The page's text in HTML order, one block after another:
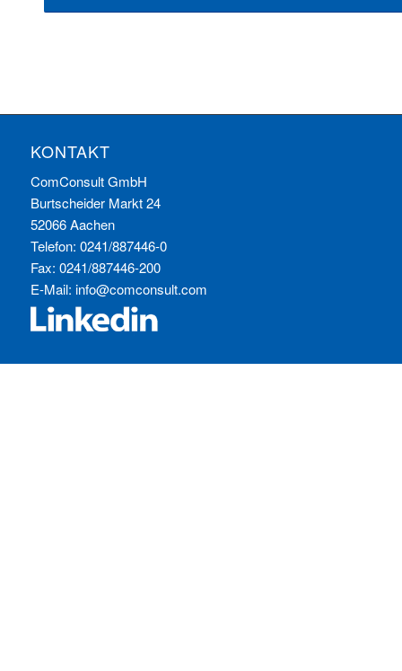
KONTAKT
ComConsult GmbH
Burtscheider Markt 24
52066 Aachen
Telefon: 0241/887446-0
Fax: 0241/887446-200
E-Mail: info@comconsult.com